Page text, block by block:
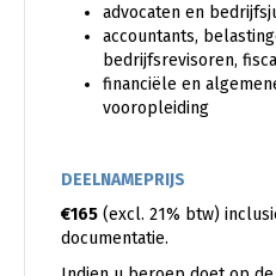
advocaten en
accountants,
bedrijfsrevisoren,
financiële en
vooropleiding
DEELNAMEPRIJS
€165 (excl. 21% btw)
documentatie.